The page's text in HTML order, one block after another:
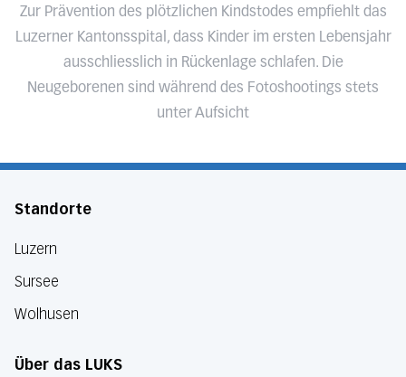
Zur Prävention des plötzlichen Kindstodes empfiehlt das
Luzerner Kantonsspital, dass Kinder im ersten Lebensjahr
ausschliesslich in Rückenlage schlafen. Die
Neugeborenen sind während des Fotoshootings stets
unter Aufsicht
Standorte
Luzern
Sursee
Wolhusen
Über das LUKS